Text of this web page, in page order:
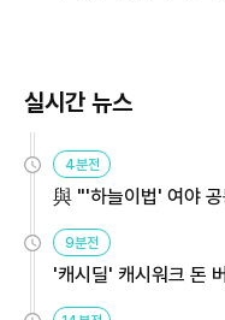
실시간 뉴스
4분전
與 "'하늘이법' 여야
9분전
'캐시딜' 캐시워크 돈